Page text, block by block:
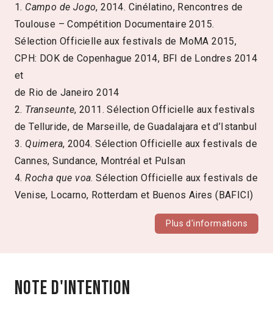
1. Campo de Jogo, 2014. Cinélatino, Rencontres de
Toulouse – Compétition Documentaire 2015.
Sélection Officielle aux festivals de MoMA 2015,
CPH: DOK de Copenhague 2014, BFI de Londres 2014
et
de Rio de Janeiro 2014
2. Transeunte, 2011. Sélection Officielle aux festivals
de Telluride, de Marseille, de Guadalajara et d’Istanbul
3. Quimera, 2004. Sélection Officielle aux festivals de
Cannes, Sundance, Montréal et Pulsan
4.Rocha que voa. Sélection Officielle aux festivals de
Venise, Locarno, Rotterdam et Buenos Aires (BAFICI)
Plus d'informations
Note d'intention